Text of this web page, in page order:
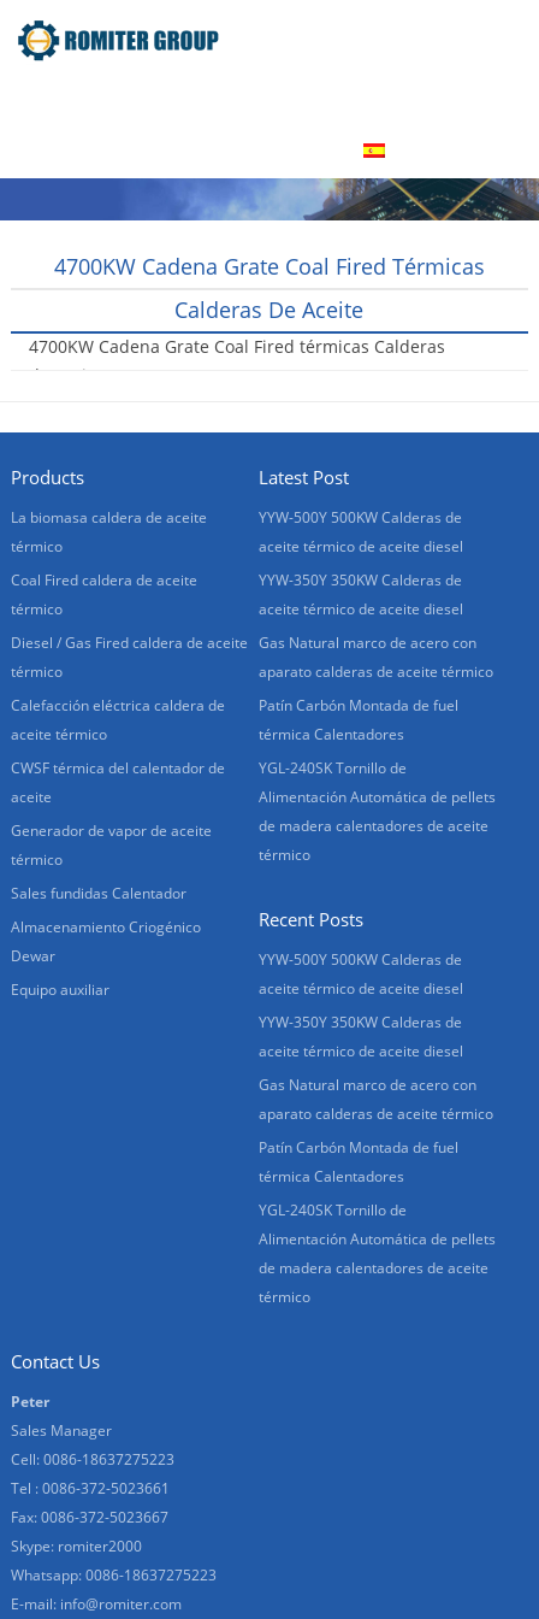
4700KW Cadena Grate Coal Fired Térmicas
Calderas De Aceite
4700KW Cadena Grate Coal Fired térmicas Calderas
de aceite
Products
La biomasa caldera de aceite
térmico
Coal Fired caldera de aceite
térmico
Diesel / Gas Fired caldera de aceite
térmico
Calefacción eléctrica caldera de
aceite térmico
CWSF térmica del calentador de
aceite
Generador de vapor de aceite
térmico
Sales fundidas Calentador
Almacenamiento Criogénico
Dewar
Equipo auxiliar
Latest Post
YYW-500Y 500KW Calderas de
aceite térmico de aceite diesel
YYW-350Y 350KW Calderas de
aceite térmico de aceite diesel
Gas Natural marco de acero con
aparato calderas de aceite térmico
Patín Carbón Montada de fuel
térmica Calentadores
YGL-240SK Tornillo de
Alimentación Automática de pellets
de madera calentadores de aceite
térmico
Recent Posts
YYW-500Y 500KW Calderas de
aceite térmico de aceite diesel
YYW-350Y 350KW Calderas de
aceite térmico de aceite diesel
Gas Natural marco de acero con
aparato calderas de aceite térmico
Patín Carbón Montada de fuel
térmica Calentadores
YGL-240SK Tornillo de
Alimentación Automática de pellets
de madera calentadores de aceite
térmico
Contact Us
Peter
Sales Manager
Cell: 0086-18637275223
Tel : 0086-372-5023661
Fax: 0086-372-5023667
Skype: romiter2000
Whatsapp:0086-18637275223
E-mail: info@romiter.com